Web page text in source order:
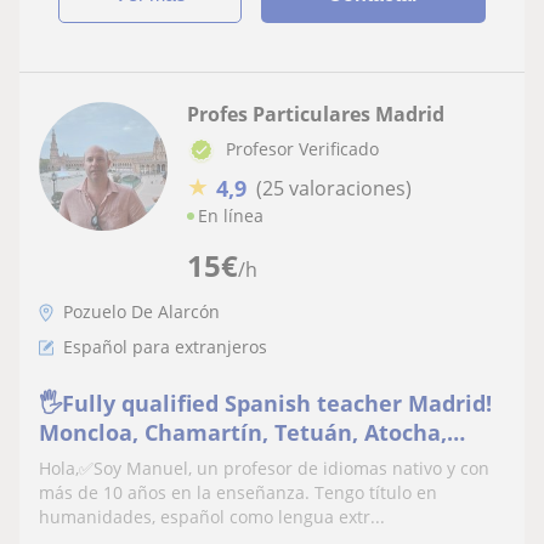
15€/h
Profes Particulares Madrid
Profesor Verificado
★ 4,9 (25 valoraciones)
En línea
Pozuelo De Alarcón
Español para extranjeros
🖐️Fully qualified Spanish teacher Madrid!
Moncloa, Chamartín, Tetuán, Atocha,
Chamartín, Sol, Tablas,
Chamberí,Retiro,Arganzuela.
Hola,✅Soy Manuel, un profesor de idiomas nativo y con
más de 10 años en la enseñanza. Tengo título en
humanidades, español como lengua extr...